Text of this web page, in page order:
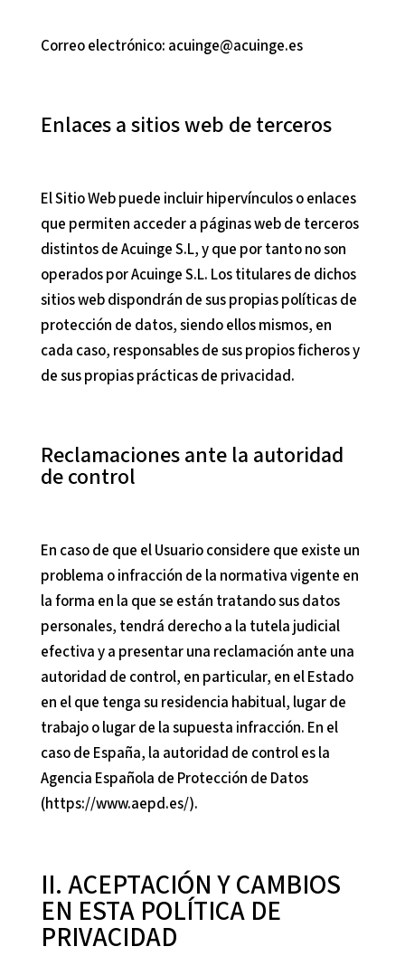
Correo electrónico: acuinge@acuinge.es
Enlaces a sitios web de terceros
El Sitio Web puede incluir hipervínculos o enlaces
que permiten acceder a páginas web de terceros
distintos deAcuinge S.L, y que por tanto no son
operados porAcuinge S.L. Los titulares de dichos
sitios web dispondrán de sus propias políticas de
protección de datos, siendo ellos mismos, en
cada caso, responsables de sus propios ficheros y
de sus propias prácticas de privacidad.
Reclamaciones ante la autoridad
de control
En caso de que el Usuario considere que existe un
problema o infracción de la normativa vigente en
la forma en la que se están tratando sus datos
personales, tendrá derecho a la tutela judicial
efectiva y a presentar una reclamación ante una
autoridad de control, en particular, en el Estado
en el que tenga su residencia habitual, lugar de
trabajo o lugar de la supuesta infracción. En el
caso de España, la autoridad de control es la
Agencia Española de Protección de Datos
(https://www.aepd.es/).
II. ACEPTACIÓN Y CAMBIOS
EN ESTA POLÍTICA DE
PRIVACIDAD